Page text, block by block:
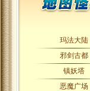
玛法大陆
邪剑古都
镇妖塔
恶魔广场